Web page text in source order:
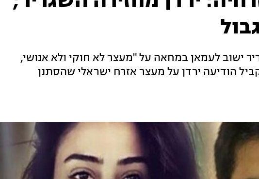
ישוב לעמאן במחאה על "מעצר לא חוקי ולא אנושי,
הודיעה ירדן על מעצר אזרח ישראלי שהסתנן